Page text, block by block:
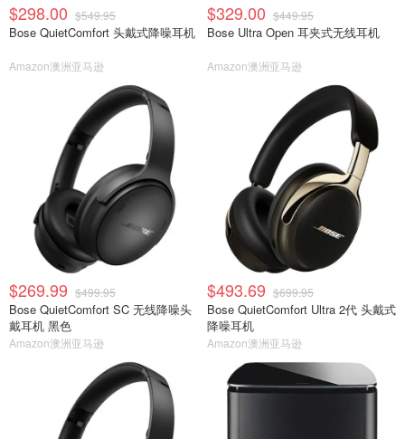
$298.00 $549.95
Bose QuietComfort 头戴式降噪耳机
Amazon澳洲亚马逊
$329.00 $449.95
Bose Ultra Open 耳夹式无线耳机
Amazon澳洲亚马逊
$269.99 $499.95
Bose QuietComfort SC 无线降噪头
戴耳机 黑色
Amazon澳洲亚马逊
$493.69 $699.95
Bose QuietComfort Ultra 2代 头戴式
降噪耳机
Amazon澳洲亚马逊